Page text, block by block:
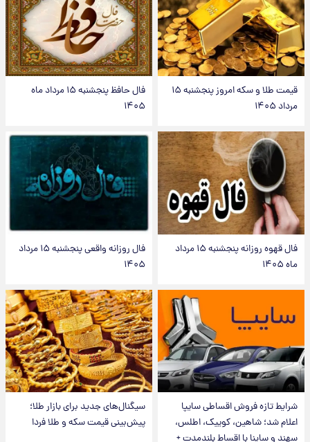
قیمت طلا و سکه امروز پنجشنبه ۱۵
مرداد ۱۴۰۵
فال حافظ پنجشنبه ۱۵ مرداد ماه
۱۴۰۵
فال قهوه روزانه پنجشنبه ۱۵ مرداد
ماه ۱۴۰۵
فال روزانه واقعی پنجشنبه ۱۵ مرداد
۱۴۰۵
شرایط تازه فروش اقساطی سایپا
اعلام شد؛ شاهین، کوییک، اطلس،
سهند و ساینا با اقساط بلندمدت +
سیگنال‌های جدید برای بازار طلا؛
پیش‌بینی قیمت سکه و طلا فردا